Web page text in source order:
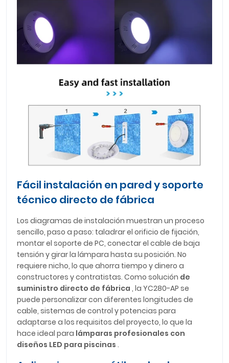
Fácil instalación en pared y soporte
técnico directo de fábrica
Los diagramas de instalación muestran un proceso
sencillo, paso a paso: taladrar el orificio de fijación,
montar el soporte de PC, conectar el cable de baja
tensión y girar la lámpara hasta su posición. No
requiere nicho, lo que ahorra tiempo y dinero a
constructores y contratistas. Como solución de
suministro directo de fábrica , la YC280-AP se
puede personalizar con diferentes longitudes de
cable, sistemas de control y potencias para
adaptarse a los requisitos del proyecto, lo que la
hace ideal para lámparas profesionales con
diseños LED para piscinas .